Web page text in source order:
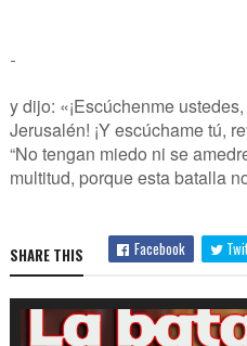
-
y dijo: «¡Escúchenme
Jerusalén! ¡Y escúchame tú,
“No tengan miedo ni se
multitud, porque esta batalla
SHARE THIS Facebook